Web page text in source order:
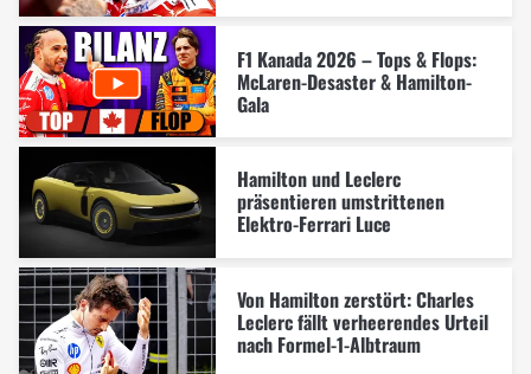
F1 Kanada 2026 – Tops & Flops:
McLaren-Desaster & Hamilton-
Gala
Hamilton und Leclerc
präsentieren umstrittenen
Elektro-Ferrari Luce
Von Hamilton zerstört: Charles
Leclerc fällt verheerendes Urteil
nach Formel-1-Albtraum